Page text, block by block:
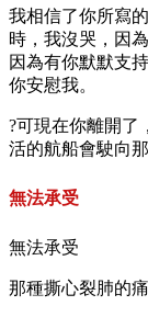
我相信了你所寫
時，我沒哭，因
因為有你默默支
你安慰我。
?可現在你離開了
活的航船會駛向
無法承受
無法承受
那種撕心裂肺的